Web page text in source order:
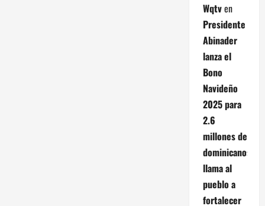
Wqtven
Presidente
Abinader
lanza el
Bono
Navideño
2025 para
2.6
millones de
dominicanos;
llama al
pueblo a
fortalecer